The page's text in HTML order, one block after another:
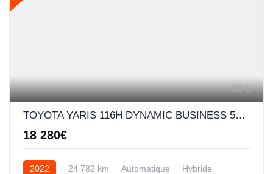
1
TOYOTA YARIS 116H DYNAMIC BUSINESS 5P + PROGRAMME BEYOND ZERO ACADEMY MY21
18 280€
2022 24 782 km Automatique Hybride